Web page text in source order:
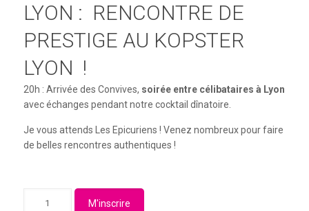
LYON : RENCONTRE DE
PRESTIGE AU KOPSTER
LYON !
20h : Arrivée des Convives, soirée entre célibataires à Lyon
avec échanges pendant notre cocktail dînatoire.
Je vous attends Les Epicuriens ! Venez nombreux pour faire
de belles rencontres authentiques !
M'inscrire